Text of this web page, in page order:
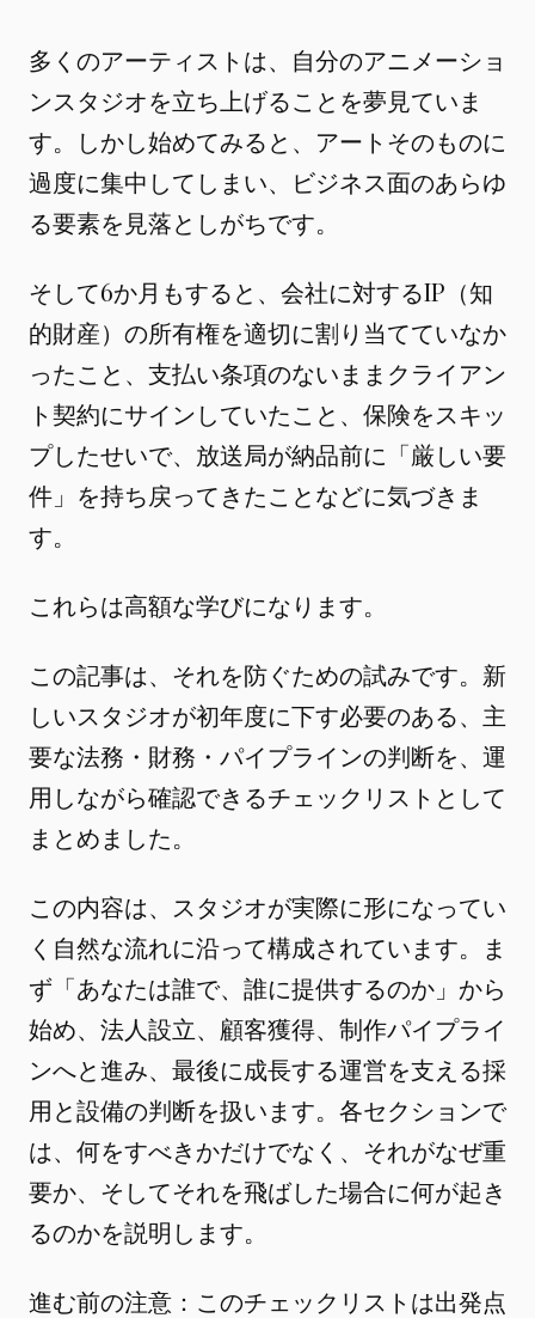
多くのアーティストは、自分のアニメーショ
ンスタジオを立ち上げることを夢見ていま
す。しかし始めてみると、アートそのものに
過度に集中してしまい、ビジネス面のあらゆ
る要素を見落としがちです。
そして6か月もすると、会社に対するIP（知
的財産）の所有権を適切に割り当てていなか
ったこと、支払い条項のないままクライアン
ト契約にサインしていたこと、保険をスキッ
プしたせいで、放送局が納品前に「厳しい要
件」を持ち戻ってきたことなどに気づきま
す。
これらは高額な学びになります。
この記事は、それを防ぐための試みです。新
しいスタジオが初年度に下す必要のある、主
要な法務・財務・パイプラインの判断を、運
用しながら確認できるチェックリストとして
まとめました。
この内容は、スタジオが実際に形になってい
く自然な流れに沿って構成されています。ま
ず「あなたは誰で、誰に提供するのか」から
始め、法人設立、顧客獲得、制作パイプライ
ンへと進み、最後に成長する運営を支える採
用と設備の判断を扱います。各セクションで
は、何をすべきかだけでなく、それがなぜ重
要か、そしてそれを飛ばした場合に何が起き
るのかを説明します。
進む前の注意：このチェックリストは出発点